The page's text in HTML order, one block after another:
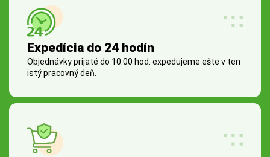
Expedícia do 24 hodín
Objednávky prijaté do 10:00 hod. expedujeme ešte v ten
istý pracovný deň.